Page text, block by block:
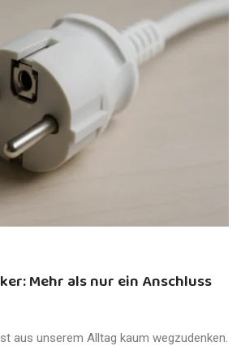
Mehr als nur ein Anschluss
aus unserem Alltag kaum wegzudenken.